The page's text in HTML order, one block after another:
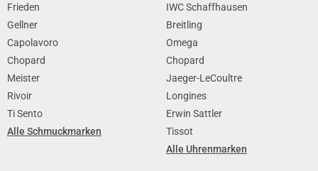
Frieden
Gellner
Capolavoro
Chopard
Meister
Rivoir
Ti Sento
Alle Schmuckmarken
IWC Schaffhausen
Breitling
Omega
Chopard
Jaeger-LeCoultre
Longines
Erwin Sattler
Tissot
Alle Uhrenmarken